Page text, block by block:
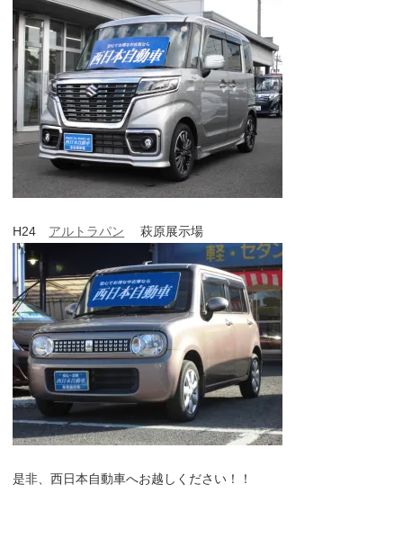
H24 アルトラパン 萩原展示場
是非、西日本自動車へお越しください！！